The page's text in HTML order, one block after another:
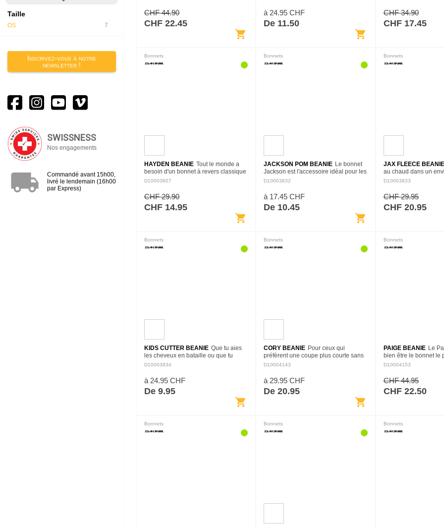
Taille
OS 7
Inscrivez-vous à notre
newsletter !
SWISSNESS
Nos engagements
local_shipping
Commandé avant 15h00,
livré le lendemain (16h00
par Express)
comporte une doublure…
CHF 44.90
CHF 22.45
shopping_cart
revers haut s'adapte à…
à 24.95 CHF
De 11.50
shopping_cart
de luxueuse polaire
CHF 34.90
CHF 17.45
Bonnets
HAYDEN BEANIE Tout le monde a
besoin d'un bonnet à revers classique
dans sa collection. Voici le Hayden.
intemporel, un…
D10003607
CHF 29.90
CHF 14.95
shopping_cart
Bonnets
JACKSON POM BEANIE Le bonnet
Jackson est l'accessoire idéal pour les
climats froids. Le petit pompon et le
fabriqué au Canada lui…
D10003832
à 17.45 CHF
De 10.45
shopping_cart
Bonnets
JAX FLEECE BEANIE
au chaud dans un
hivernal est essentiel
montagne, et c'est
D10003833
CHF 29.95
CHF 20.95
Bonnets
KIDS CUTTER BEANIE Que tu aies
les cheveux en bataille ou que tu
cherches à te réchauffer, le bonnet
revers haut s'adapte à un…
D10003834
à 24.95 CHF
De 9.95
shopping_cart
Bonnets
CORY BEANIE Pour ceux qui
préfèrent une coupe plus courte sans
sacrifier la chaleur, nous proposons le
court conserve…
D10004143
à 29.95 CHF
De 20.95
shopping_cart
Bonnets
PAIGE BEANIE Le
bien être le bonnet le
vous ne posséderez
brodé directement
D10004153
CHF 44.95
CHF 22.50
Bonnets Bonnets Bonnets